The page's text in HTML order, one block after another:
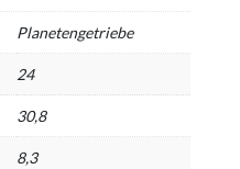
Planetengetriebe
24
30,8
8,3